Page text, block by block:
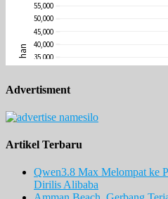
Advertisment
Artikel Terbaru
Qwen3.8 Max Melompat ke
Dirilis Alibaba